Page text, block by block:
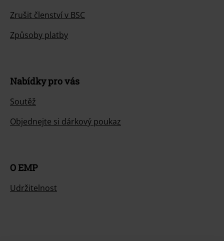
Zrušit členství v BSC
Způsoby platby
Nabídky pro vás
Soutěž
Objednejte si dárkový poukaz
O EMP
Udržitelnost